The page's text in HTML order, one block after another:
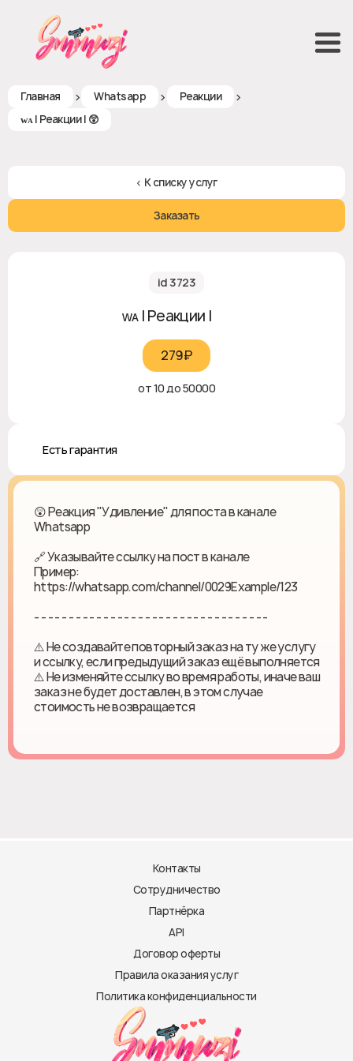
Главная > Whatsapp > Реакции >
ᴡᴀ | Реакции | 😲
< К списку услуг
Заказать
id 3723
ᴡᴀ | Реакции | 😲
279₽‎
от 10 до 50000
♻️ Есть гарантия
😲 Реакция "Удивление" для поста в канале
Whatsapp
🔗 Указывайте ссылку на пост в канале
Пример:
https://whatsapp.com/channel/0029Example/123
- - - - - - - - - - - - - - - - - - - - - - - - - - - - - - - - - -
⚠️ Не создавайте повторный заказ на ту же услугу
и ссылку, если предыдущий заказ ещё выполняется
⚠️ Не изменяйте ссылку во время работы, иначе ваш
заказ не будет доставлен, в этом случае
стоимость не возвращается
Контакты
Сотрудничество
Партнёрка
API
Договор оферты
Правила оказания услуг
Политика конфиденциальности